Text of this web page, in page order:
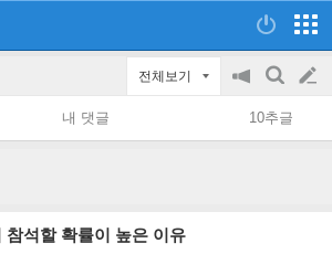
전체보기
공
지
on/off
검
색
글
쓰
내 댓글 10추글
참석할 확률이 높은 이유